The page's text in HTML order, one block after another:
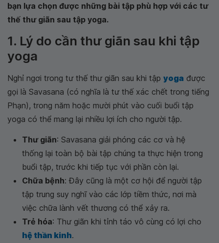
bạn lựa chọn được những bài tập phù hợp với các tư
thế thư giãn sau tập yoga.
1. Lý do cần thư giãn sau khi tập
yoga
Nghỉ ngơi trong tư thế thư giãn sau khi tập yoga được
gọi là Savasana (có nghĩa là tư thế xác chết trong tiếng
Phạn), trong năm hoặc mười phút vào cuối buổi tập
yoga có thể mang lại nhiều lợi ích cho người tập.
Thư giãn: Savasana giải phóng các cơ và hệ
thống lại toàn bộ bài tập chúng ta thực hiện trong
buổi tập, trước khi tiếp tục với phần còn lại.
Chữa bệnh: Đây cũng là một cơ hội để người tập
tập trung suy nghĩ vào các lớp tiềm thức, nơi mà
việc chữa lành vết thương có thể xảy ra.
Trẻ hóa: Thư giãn khi tỉnh táo vô cùng có lợi cho
hệ thần kinh.